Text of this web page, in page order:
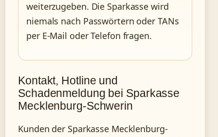
weiterzugeben. Die Sparkasse wird
niemals nach Passwörtern oder TANs
per E-Mail oder Telefon fragen.
Kontakt, Hotline und
Schadenmeldung bei Sparkasse
Mecklenburg-Schwerin
Kunden der Sparkasse Mecklenburg-